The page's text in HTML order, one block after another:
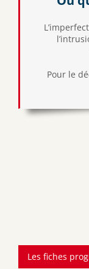
Pour le
Les fiches